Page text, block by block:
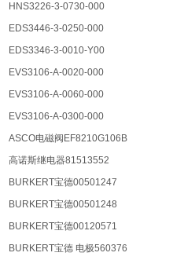
HNS3226-3-0730-000
EDS3446-3-0250-000
EDS3346-3-0010-Y00
EVS3106-A-0020-000
EVS3106-A-0060-000
EVS3106-A-0300-000
ASCO电磁阀EF8210G106B
高诺斯继电器81513552
BURKERT宝德00501247
BURKERT宝德00501248
BURKERT宝德00120571
BURKERT宝德 电极560376